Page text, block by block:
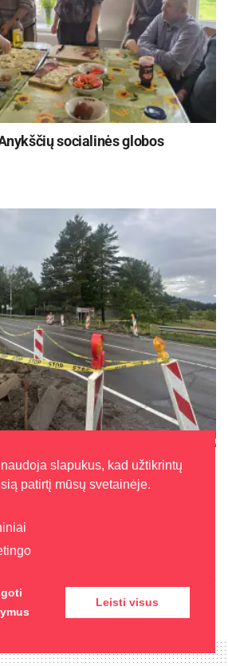
socialinės globos
reikšmės krašto kelio
paprastojo remonto
slapukus, kad užtikrintų
patirtį mūsų svetainėje.
Leisti visus